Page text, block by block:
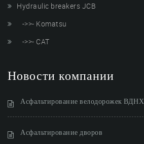
Hydraulic breakers JCB
->>- Komatsu
->>- CAT
Новости компании
Асфальтирование велодорожек ВДНХ
Асфальтирование дворов